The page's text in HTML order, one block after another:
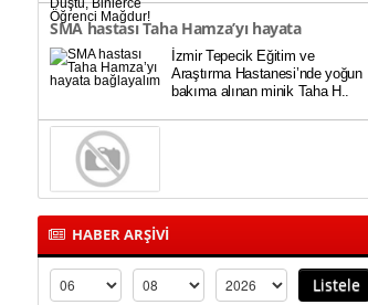
SMA hastası Taha Hamza’yı hayata
bağlayalım
İzmir Tepecik Eğitim ve
Araştırma Hastanesi’nde yoğun
bakıma alınan minik Taha H..
HABER ARŞİVİ